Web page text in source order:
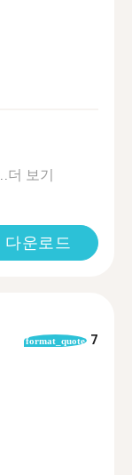
더 보기
다운로드
format_quote 7